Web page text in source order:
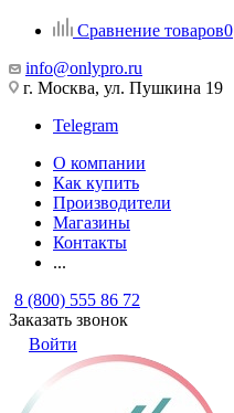
Сравнение товаров0
info@onlypro.ru
г. Москва, ул. Пушкина 19
Telegram
О компании
Как купить
Производители
Магазины
Контакты
...
8 (800) 555 86 72
Заказать звонок
Войти